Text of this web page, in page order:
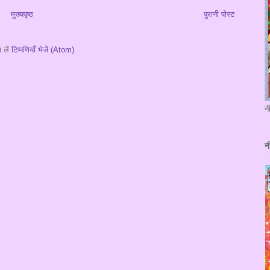
पुरानी पोस्ट
मुख्यपृष्ठ
लें टिप्पणियाँ भेजें (Atom)